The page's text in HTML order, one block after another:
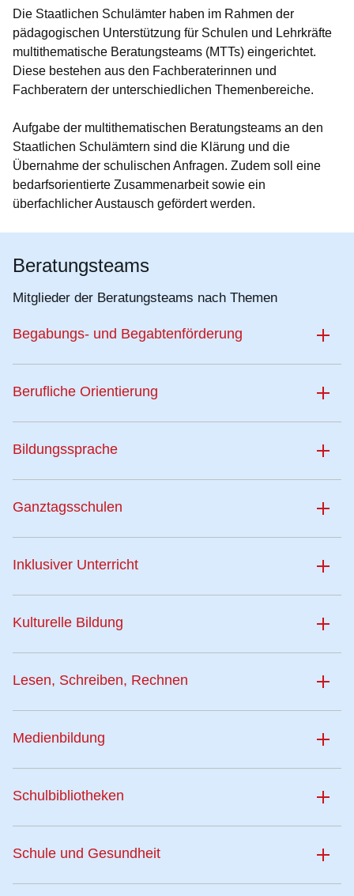
Die Staatlichen Schulämter haben im Rahmen der
pädagogischen Unterstützung für Schulen und Lehrkräfte
multithematische Beratungsteams (MTTs) eingerichtet.
Diese bestehen aus den Fachberaterinnen und
Fachberatern der unterschiedlichen Themenbereiche.
Aufgabe der multithematischen Beratungsteams an den
Staatlichen Schulämtern sind die Klärung und die
Übernahme der schulischen Anfragen. Zudem soll eine
bedarfsorientierte Zusammenarbeit sowie ein
überfachlicher Austausch gefördert werden.
Beratungsteams
Mitglieder der Beratungsteams nach Themen
Begabungs- und Begabtenförderung
Berufliche Orientierung
Bildungssprache
Ganztagsschulen
Inklusiver Unterricht
Kulturelle Bildung
Lesen, Schreiben, Rechnen
Medienbildung
Schulbibliotheken
Schule und Gesundheit